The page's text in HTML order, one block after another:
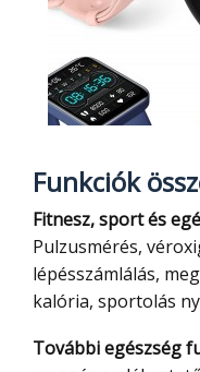
Funkciók
Fitnesz, sport és
Pulzusmérés,
lépésszámlálás,
kalória, sportolás
További egészség